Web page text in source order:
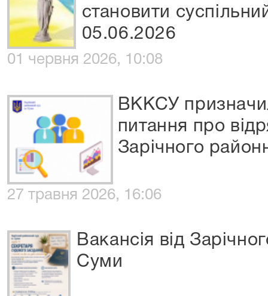
становити
05.06.2026
01 червня 2026, 10:08
ВККСУ
питання про
Зарічного
27 травня 2026, 16:06
Вакансія від
Суми